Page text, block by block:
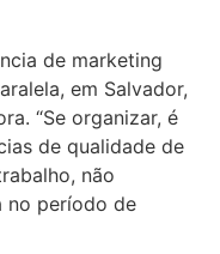
de marketing
em Salvador,
“Se organizar, é
de qualidade de
não
no período de